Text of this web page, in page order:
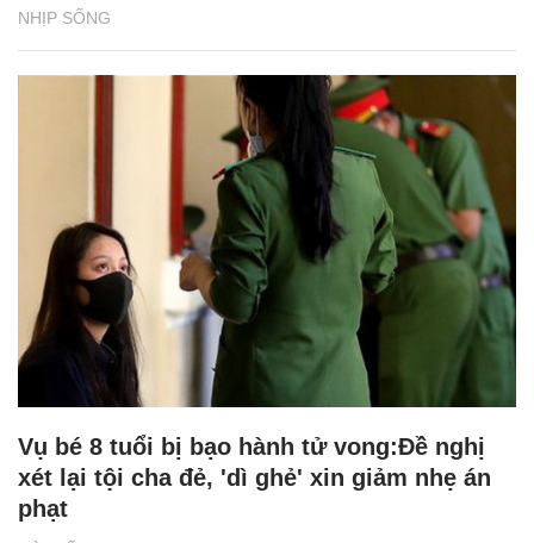
NHỊP SỐNG
Vụ bé 8 tuổi bị bạo hành tử vong:Đề nghị
xét lại tội cha đẻ, 'dì ghẻ' xin giảm nhẹ án
phạt